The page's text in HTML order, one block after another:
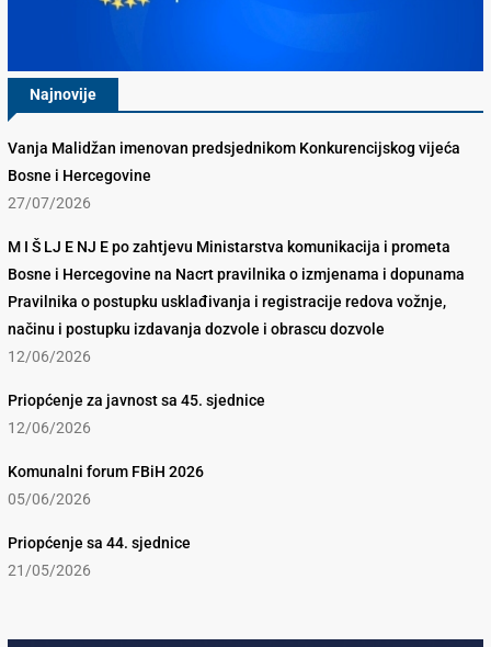
Najnovije
Vanja Malidžan imenovan predsjednikom Konkurencijskog vijeća
Bosne i Hercegovine
27/07/2026
M I Š LJ E NJ E po zahtjevu Ministarstva komunikacija i prometa
Bosne i Hercegovine na Nacrt pravilnika o izmjenama i dopunama
Pravilnika o postupku usklađivanja i registracije redova vožnje,
načinu i postupku izdavanja dozvole i obrascu dozvole
12/06/2026
Priopćenje za javnost sa 45. sjednice
12/06/2026
Komunalni forum FBiH 2026
05/06/2026
Priopćenje sa 44. sjednice
21/05/2026